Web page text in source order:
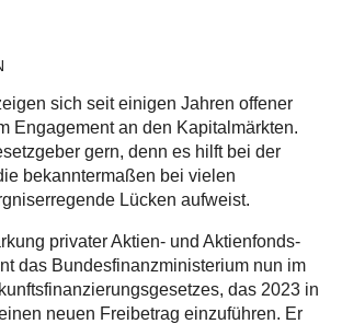
sich seit einigen Jahren offener
Engagement an den Kapitalmärkten.
gern, denn es hilft bei der
bekanntermaßen bei vielen
Lücken aufweist.
privater Aktien- und Aktienfonds-
das Bundesfinanzministerium nun im
das 2023 in
neuen Freibetrag einzuführen. Er